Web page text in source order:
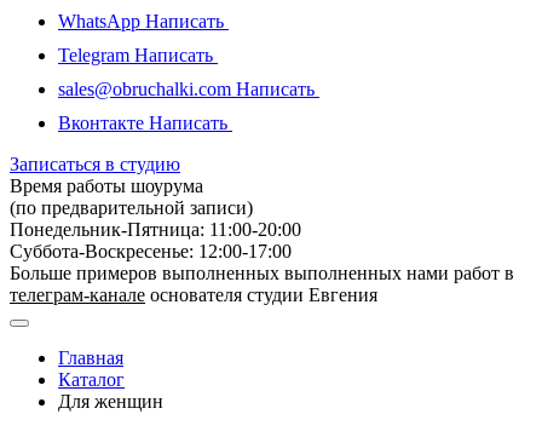
WhatsApp Написать
Telegram Написать
sales@obruchalki.com Написать
Вконтакте Написать
Записаться в студию
Время работы шоурума
(по предварительной записи)
Понедельник-Пятница: 11:00-20:00
Суббота-Bоcкресенье: 12:00-17:00
Больше примеров выполненных выполненных нами работ в
телеграм-канале основателя студии Евгения
Главная
Каталог
Для женщин